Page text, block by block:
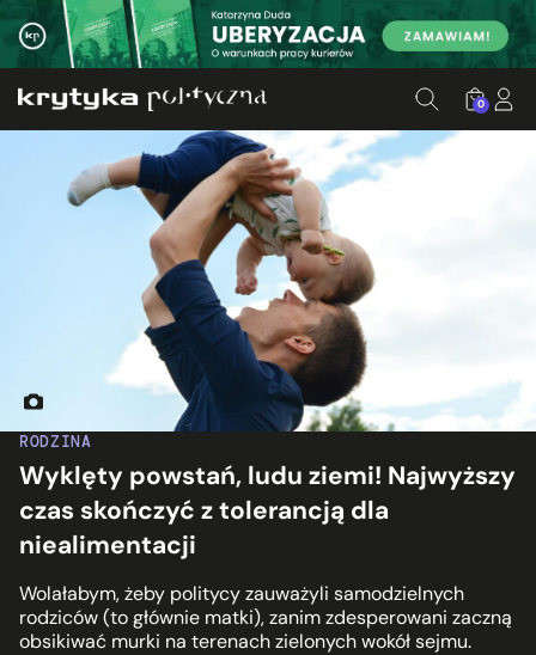
0
RODZINA
Wyklęty powstań, ludu ziemi! Najwyższy
czas skończyć z tolerancją dla
niealimentacji
Wolałabym, żeby politycy zauważyli samodzielnych
rodziców (to głównie matki), zanim zdesperowani zaczną
obsikiwać murki na terenach zielonych wokół sejmu.
Fot. Natasha Ivanchikhina/Unsplash